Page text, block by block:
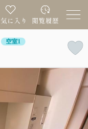
空室1